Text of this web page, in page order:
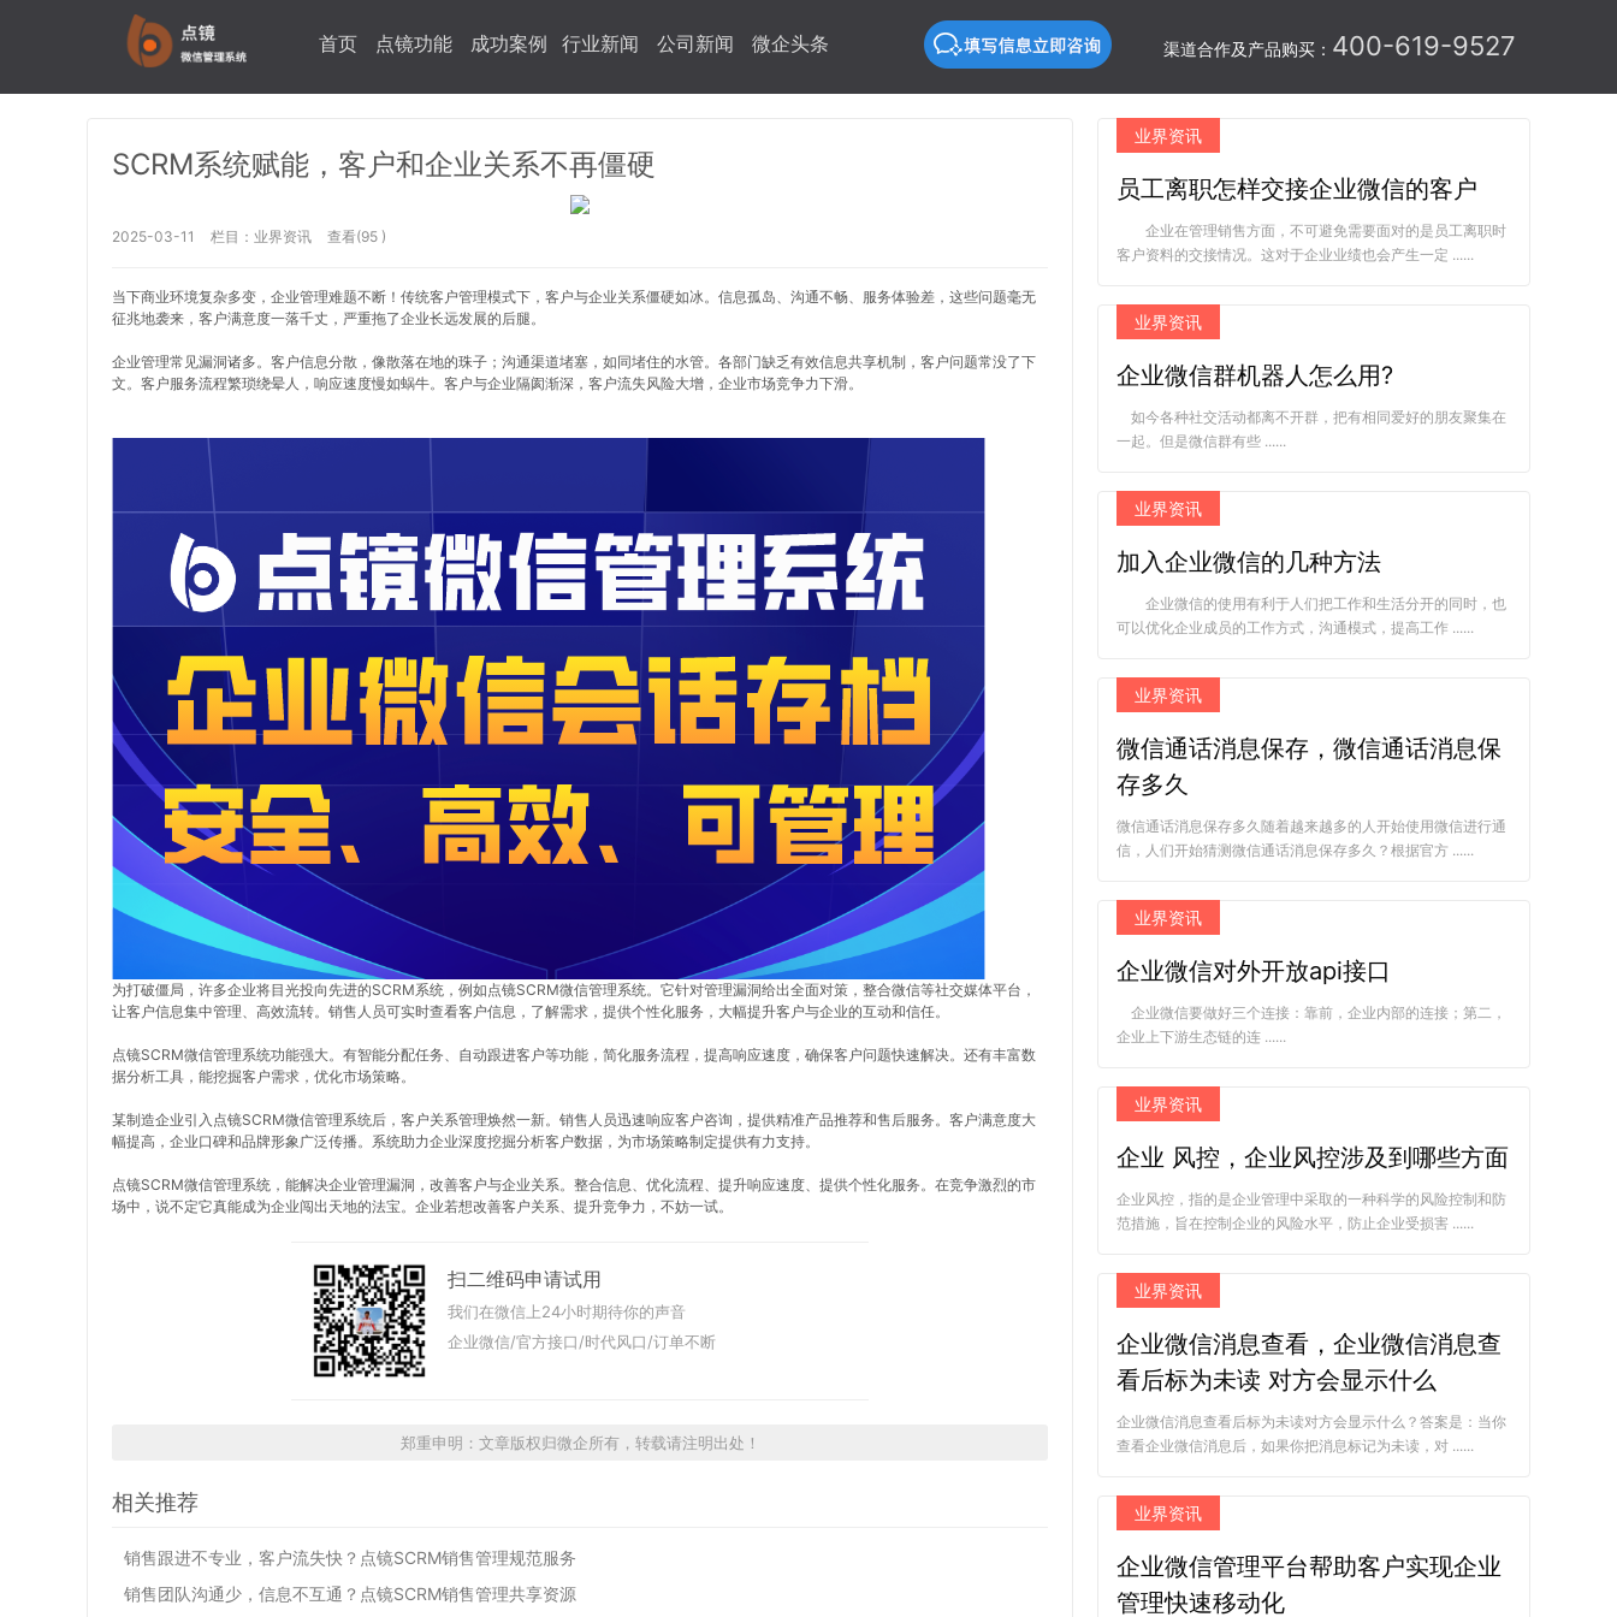
渠道合作及产品购买： 400-619-9527
首页 点镜功能 成功案例 行业新闻 公司新闻 微企头条
SCRM系统赋能，客户和企业关系不再僵硬
2025-03-11 栏目： 业界资讯 查看(95 )
当下商业环境复杂多变，企业管理难题不断！传统客户管理模式下，客户与企业关系僵硬如冰。信息孤岛、沟通不畅、服务体验差，这些问题毫无
征兆地袭来，客户满意度一落千丈，严重拖了企业长远发展的后腿。
企业管理常见漏洞诸多。客户信息分散，像散落在地的珠子；沟通渠道堵塞，如同堵住的水管。各部门缺乏有效信息共享机制，客户问题常没了下
文。客户服务流程繁琐绕晕人，响应速度慢如蜗牛。客户与企业隔阂渐深，客户流失风险大增，企业市场竞争力下滑。
为打破僵局，许多企业将目光投向先进的SCRM系统，例如点镜SCRM微信管理系统。它针对管理漏洞给出全面对策，整合微信等社交媒体平台，
让客户信息集中管理、高效流转。销售人员可实时查看客户信息，了解需求，提供个性化服务，大幅提升客户与企业的互动和信任。
点镜SCRM微信管理系统功能强大。有智能分配任务、自动跟进客户等功能，简化服务流程，提高响应速度，确保客户问题快速解决。还有丰富数
据分析工具，能挖掘客户需求，优化市场策略。
某制造企业引入点镜SCRM微信管理系统后，客户关系管理焕然一新。销售人员迅速响应客户咨询，提供精准产品推荐和售后服务。客户满意度大
幅提高，企业口碑和品牌形象广泛传播。系统助力企业深度挖掘分析客户数据，为市场策略制定提供有力支持。
点镜SCRM微信管理系统，能解决企业管理漏洞，改善客户与企业关系。整合信息、优化流程、提升响应速度、提供个性化服务。在竞争激烈的市
场中，说不定它真能成为企业闯出天地的法宝。企业若想改善客户关系、提升竞争力，不妨一试。
扫二维码申请试用
我们在微信上24小时期待你的声音
企业微信/官方接口/时代风口/订单不断
郑重申明：文章版权归微企所有，转载请注明出处！
相关推荐
销售跟进不专业，客户流失快？点镜SCRM销售管理规范服务
销售团队沟通少，信息不互通？点镜SCRM销售管理共享资源
业界资讯
员工离职怎样交接企业微信的客户
企业在管理销售方面，不可避免需要面对的是员工离职时
客户资料的交接情况。这对于企业业绩也会产生一定 ......
业界资讯
企业微信群机器人怎么用?
如今各种社交活动都离不开群，把有相同爱好的朋友聚集在
一起。但是微信群有些 ......
业界资讯
加入企业微信的几种方法
企业微信的使用有利于人们把工作和生活分开的同时，也
可以优化企业成员的工作方式，沟通模式，提高工作 ......
业界资讯
微信通话消息保存，微信通话消息保
存多久
微信通话消息保存多久随着越来越多的人开始使用微信进行通
信，人们开始猜测微信通话消息保存多久？根据官方 ......
业界资讯
企业微信对外开放api接口
企业微信要做好三个连接：靠前，企业内部的连接；第二，
企业上下游生态链的连 ......
业界资讯
企业 风控，企业风控涉及到哪些方面
企业风控，指的是企业管理中采取的一种科学的风险控制和防
范措施，旨在控制企业的风险水平，防止企业受损害 ......
业界资讯
企业微信消息查看，企业微信消息查
看后标为未读 对方会显示什么
企业微信消息查看后标为未读对方会显示什么？答案是：当你
查看企业微信消息后，如果你把消息标记为未读，对 ......
业界资讯
企业微信管理平台帮助客户实现企业
管理快速移动化